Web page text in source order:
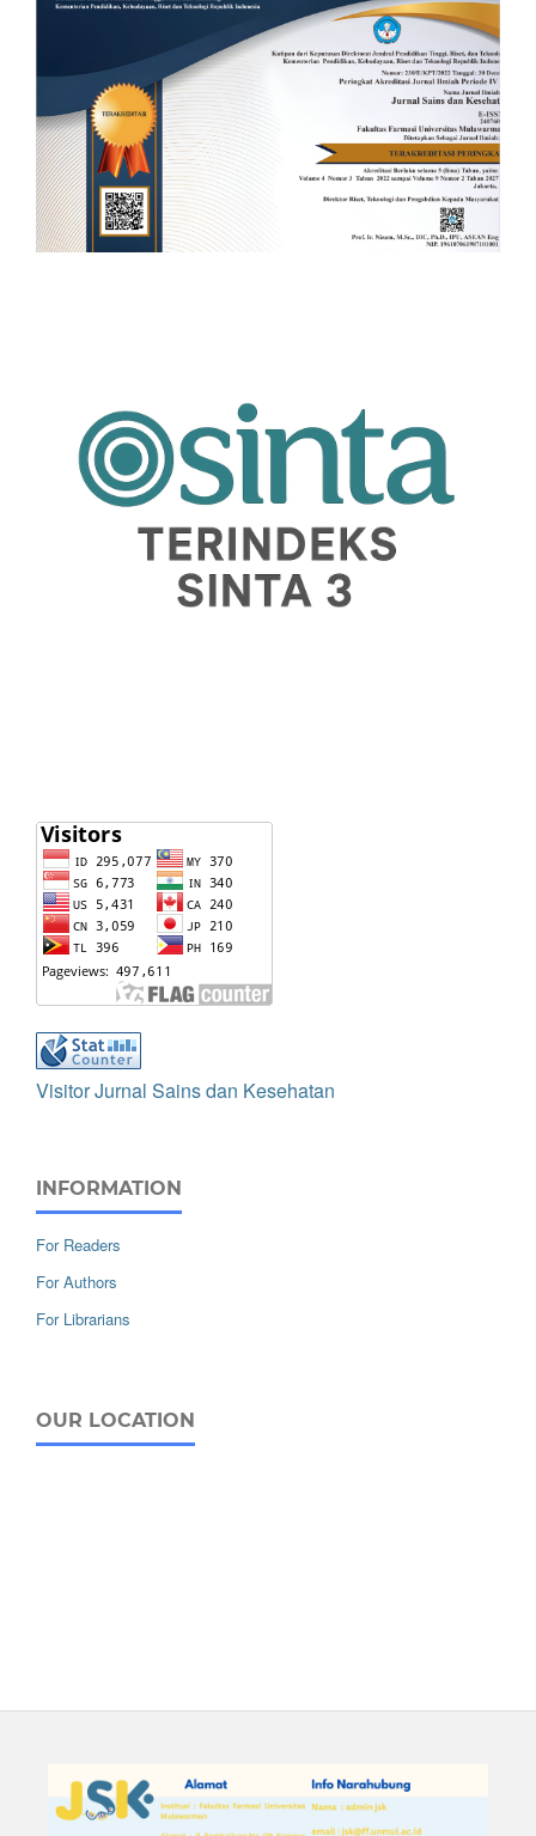
Visitor Jurnal Sains dan Kesehatan
INFORMATION
For Readers
For Authors
For Librarians
OUR LOCATION